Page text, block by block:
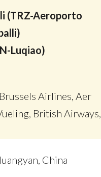
(TRZ-Aeroporto
Luqiao)
Airlines, Aer
British Airways,
China